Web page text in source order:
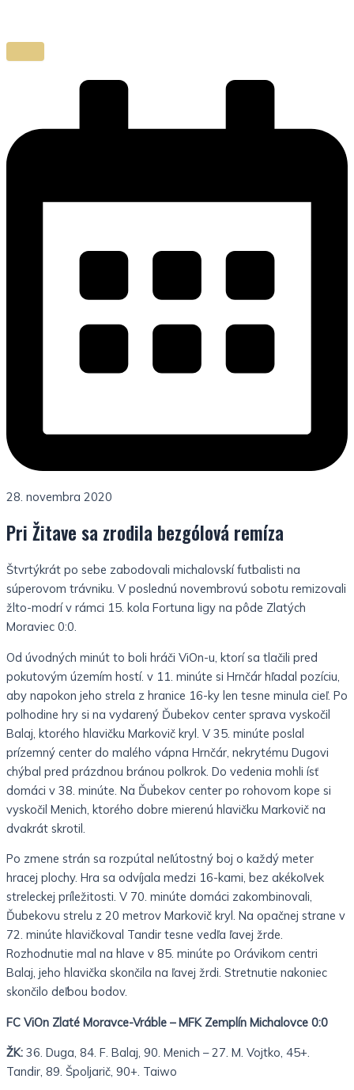
28. novembra 2020
Pri Žitave sa zrodila bezgólová remíza
Štvrtýkrát po sebe zabodovali michalovskí futbalisti na
súperovom trávniku. V poslednú novembrovú sobotu remizovali
žlto-modrí v rámci 15. kola Fortuna ligy na pôde Zlatých
Moraviec 0:0.
Od úvodných minút to boli hráči ViOn-u, ktorí sa tlačili pred
pokutovým územím hostí. v 11. minúte si Hrnčár hľadal pozíciu,
aby napokon jeho strela z hranice 16-ky len tesne minula cieľ. Po
polhodine hry si na vydarený Ďubekov center sprava vyskočil
Balaj, ktorého hlavičku Markovič kryl. V 35. minúte poslal
prízemný center do malého vápna Hrnčár, nekrytému Dugovi
chýbal pred prázdnou bránou polkrok. Do vedenia mohli ísť
domáci v 38. minúte. Na Ďubekov center po rohovom kope si
vyskočil Menich, ktorého dobre mierenú hlavičku Markovič na
dvakrát skrotil.
Po zmene strán sa rozpútal neľútostný boj o každý meter
hracej plochy. Hra sa odvíjala medzi 16-kami, bez akékoľvek
streleckej príležitosti. V 70. minúte domáci zakombinovali,
Ďubekovu strelu z 20 metrov Markovič kryl. Na opačnej strane v
72. minúte hlavičkoval Tandir tesne vedľa ľavej žrde.
Rozhodnutie mal na hlave v 85. minúte po Orávikom centri
Balaj, jeho hlavička skončila na ľavej žrdi. Stretnutie nakoniec
skončilo deľbou bodov.
FC ViOn Zlaté Moravce-Vráble – MFK Zemplín Michalovce 0:0
ŽK: 36. Duga, 84. F. Balaj, 90. Menich – 27. M. Vojtko, 45+.
Tandir, 89. Špoljarič, 90+. Taiwo